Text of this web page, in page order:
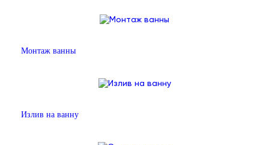
Монтаж ванны
Излив на ванну